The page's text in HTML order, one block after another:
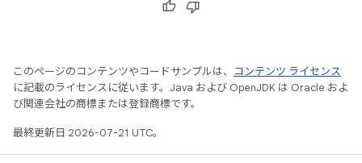
このページのコンテンツやコードサンプルは、
コンテンツ ライセンス
に記載のライセンスに従います。Java および OpenJDK は Oracle およ
び関連会社の商標または登録商標です。
最終更新日 2026-07-21 UTC。